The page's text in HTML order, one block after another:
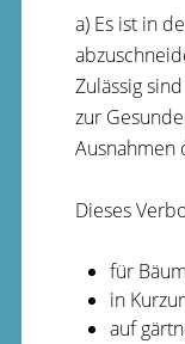
a) Es ist in
Zulässig
zur
Ausnahmen
Dieses
für
in
auf